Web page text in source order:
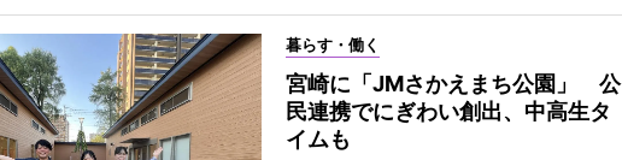
暮らす・働く
宮崎に「JMさかえまち公園」 公
民連携でにぎわい創出、中高生タ
イムも